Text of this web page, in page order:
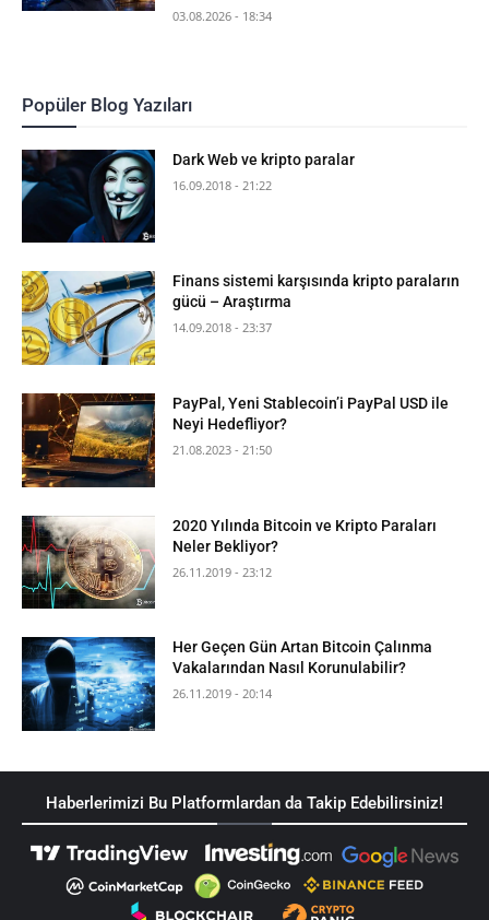
03.08.2026 - 18:34
Popüler Blog Yazıları
Dark Web ve kripto paralar
16.09.2018 - 21:22
Finans sistemi karşısında kripto paraların
gücü – Araştırma
14.09.2018 - 23:37
PayPal, Yeni Stablecoin’i PayPal USD ile
Neyi Hedefliyor?
21.08.2023 - 21:50
2020 Yılında Bitcoin ve Kripto Paraları
Neler Bekliyor?
26.11.2019 - 23:12
Her Geçen Gün Artan Bitcoin Çalınma
Vakalarından Nasıl Korunulabilir?
26.11.2019 - 20:14
Haberlerimizi Bu Platformlardan da Takip Edebilirsiniz!